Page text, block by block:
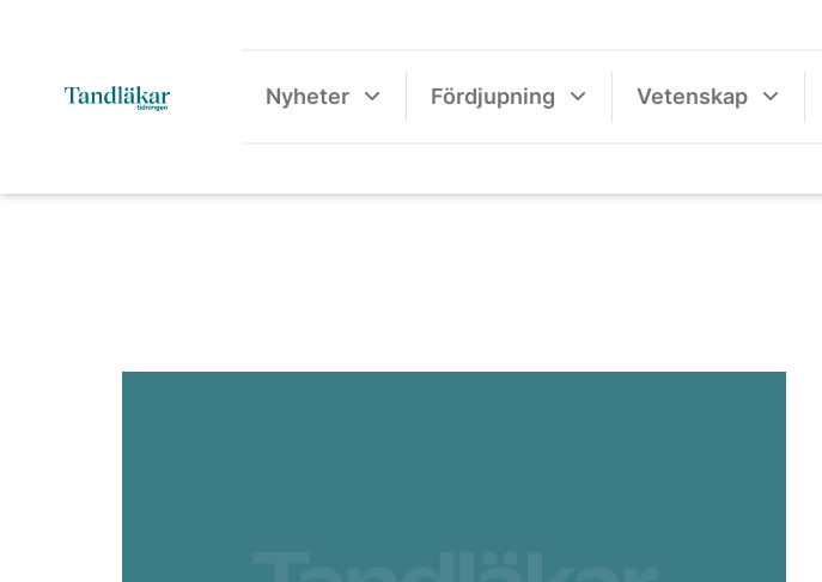
Nyheter Fördjupning Vetenskap